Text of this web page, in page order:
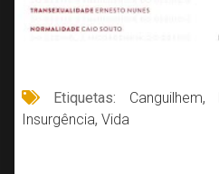
Etiquetas: Canguilhem,
Insurgência, Vida